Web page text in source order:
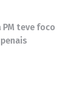
PM teve foco